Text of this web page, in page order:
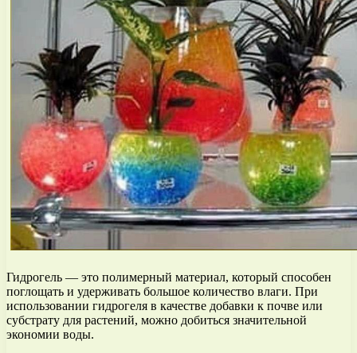
Гидрогель — это полимерный материал, который способен
поглощать и удерживать большое количество влаги. При
использовании гидрогеля в качестве добавки к почве или
субстрату для растений, можно добиться значительной
экономии воды.